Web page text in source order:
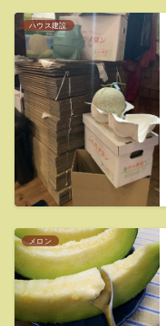
ハウス建設
メロン